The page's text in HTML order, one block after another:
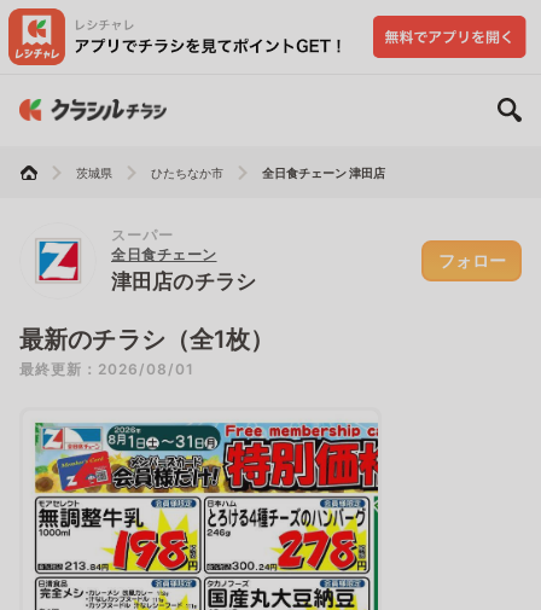
茨城県 ひたちなか市 全日食チェーン 津田店
スーパー
全日食チェーン
津田店のチラシ
フォロー
最新のチラシ（全1枚）
最終更新：2026/08/01